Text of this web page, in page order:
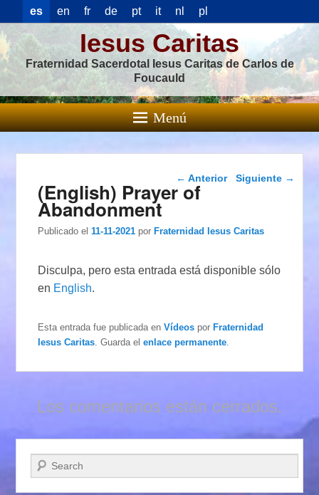
es en fr de pt it nl pl
Iesus Caritas
Fraternidad Sacerdotal Iesus Caritas de Carlos de
Foucauld
Menú
Navegación de
entradas
← Anterior Siguiente →
(English) Prayer of
Abandonment
Publicado el 11-11-2021 porFraternidad Iesus Caritas
Disculpa, pero esta entrada está disponible sólo
en English.
Esta entrada fue publicada enVídeos porFraternidad
Iesus Caritas . Guarda elenlace permanente
Los comentarios están cerrados.
Buscar